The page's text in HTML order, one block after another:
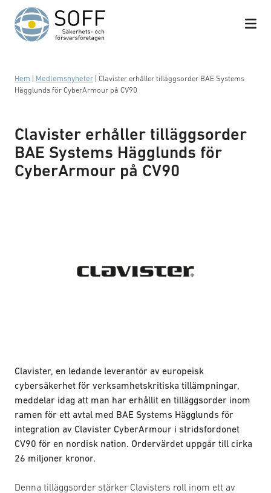
Hoppa till innehåll
Hem Medlemsnyheter Clavister erhåller tilläggsorder BAE Systems
Hägglunds för CyberArmour på CV90
Clavister erhåller tilläggsorder
BAE Systems Hägglunds för
CyberArmour på CV90
Clavister, en ledande leverantör av europeisk
cybersäkerhet för verksamhetskritiska tillämpningar,
meddelar idag att man har erhållit en tilläggsorder inom
ramen för ett avtal med BAE Systems Hägglunds för
integration av Clavister CyberArmour i stridsfordonet
CV90 för en nordisk nation. Ordervärdet uppgår till cirka
26 miljoner kronor.
Denna tilläggsorder stärker Clavisters roll inom ett av